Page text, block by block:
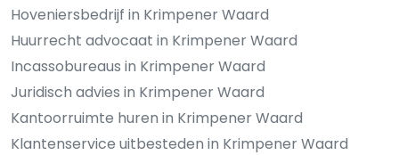
Hoveniersbedrijf in Krimpener Waard
Huurrecht advocaat in Krimpener Waard
Incassobureaus in Krimpener Waard
Juridisch advies in Krimpener Waard
Kantoorruimte huren in Krimpener Waard
Klantenservice uitbesteden in Krimpener Waard